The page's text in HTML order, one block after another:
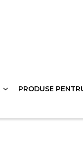
PRODUSE